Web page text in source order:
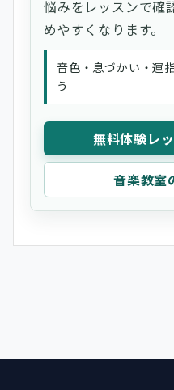
悩みをレッスンで確
めやすくなります。
音色・息づかい・運
う
無料体験レ
音楽教室